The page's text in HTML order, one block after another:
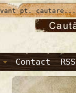
Contact RSS